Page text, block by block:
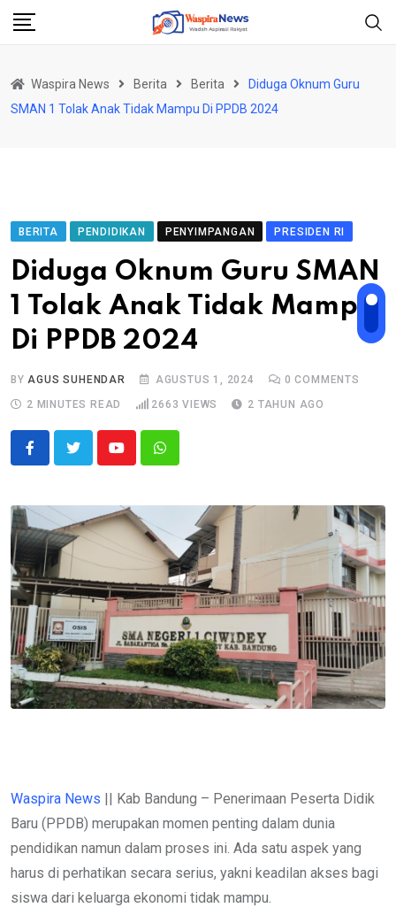
Skip
Waspira News Berita Berita
Diduga Oknum Guru
SMAN 1 Tolak Anak Tidak Mampu Di PPDB 2024
BERITA PENDIDIKAN PENYIMPANGAN PRESIDEN RI
Diduga Oknum Guru SMAN
1 Tolak Anak Tidak Mampu
Di PPDB 2024
BYAGUS SUHENDAR AGUSTUS 1, 2024 0 COMMENTS
2 MINUTES READ
2663 VIEWS 2 TAHUN AGO
YoutubeWhatsapp
Waspira News || Kab Bandung – Penerimaan Peserta Didik
Baru (PPDB) merupakan momen penting dalam dunia
pendidikan namun dalam proses ini. Ada satu aspek yang
harus di perhatikan secara serius, yakni keadilan akses bagi
siswa dari keluarga ekonomi tidak mampu.